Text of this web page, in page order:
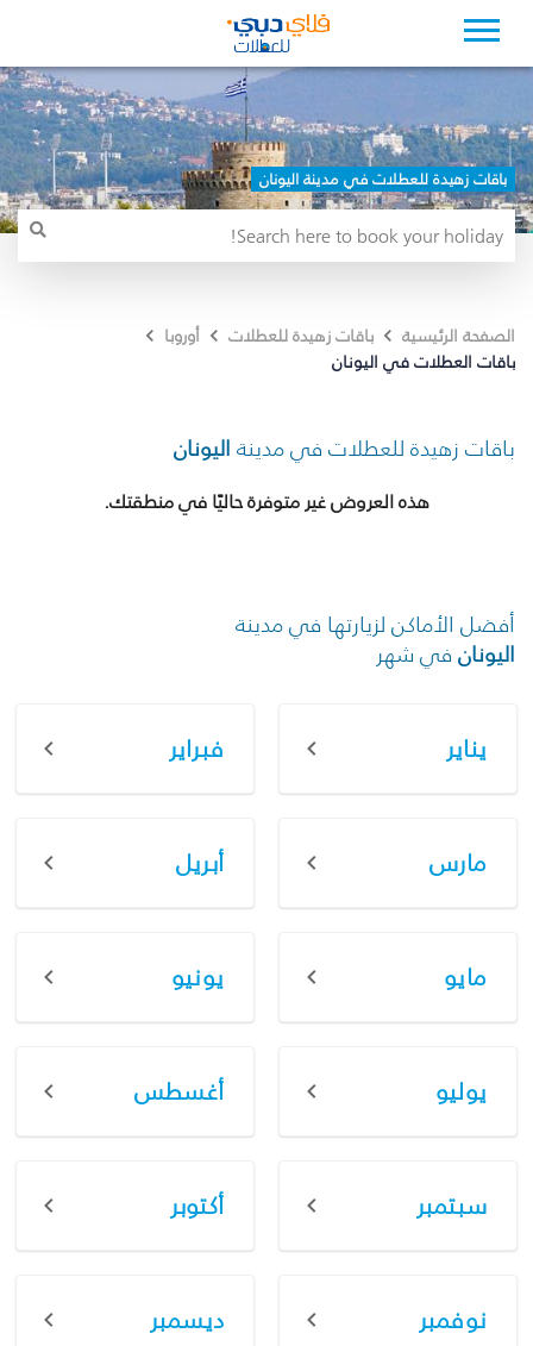
باقات زهيدة للعطلات في مدينة اليونان
الصفحة الرئيسية باقات زهيدة للعطلات
أوروبا
باقات العطلات في اليونان
باقات زهيدة للعطلات في مدينة اليونان
هذه العروض غير متوفرة حاليًا في منطقتك.
أفضل الأماكن لزيارتها في مدينة
اليونان في شهر
يناير فبراير
مارس أبريل
مايو يونيو
يوليو أغسطس
سبتمبر أكتوبر
نوفمبر ديسمبر